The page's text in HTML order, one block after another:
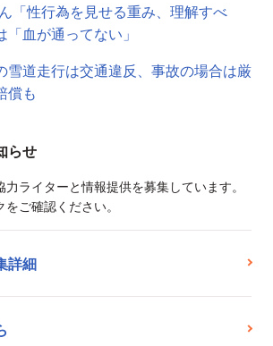
「性行為を見せる重み、理解すべ
血が通ってない」
雪道走行は交通違反、事故の場合は厳
償も
らせ
ライターと情報提供を募集しています。
ご確認ください。
詳細